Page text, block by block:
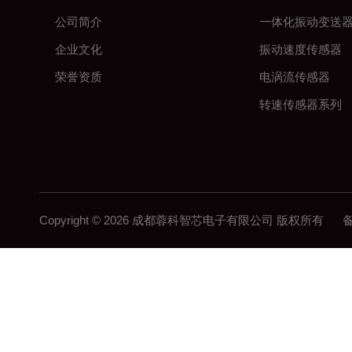
公司简介
企业文化
荣誉资质
一体化振动变送
振动速度传感器
电涡流传感器
转速传感器系列
Copyright © 2026 成都蓉科智芯电子有限公司 版权所有